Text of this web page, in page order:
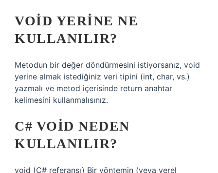
VOID YERINE NE
KULLANILIR?
Metodun bir değer döndürmesini istiyorsanız, void
yerine almak istediğiniz veri tipini (int, char, vs.)
yazmalı ve metod içerisinde return anahtar
kelimesini kullanmalısınız.
C# VOID NEDEN
KULLANILIR?
void (C# referansı) Bir yöntemin (veya yerel